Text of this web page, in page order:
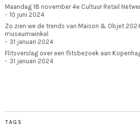
Maandag 18 november 4e Cultuur Retail
10 juni 2024
Zo zien we de trends van Maison & Objet
museumwinkel
31 januari 2024
Flitsverslag over een flitsbezoek aan
31 januari 2024
TAGS